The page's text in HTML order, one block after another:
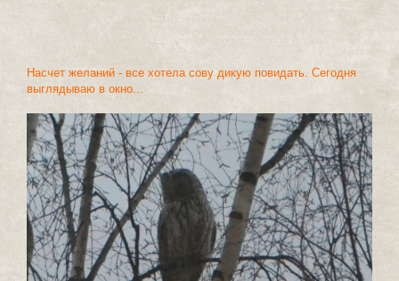
Насчет желаний - все хотела сову дикую повидать. Сегодня
выглядываю в окно...